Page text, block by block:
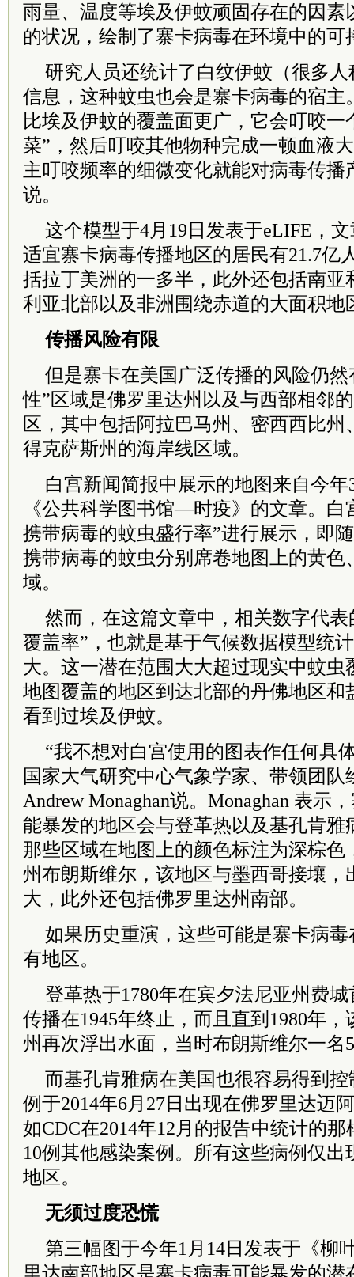
雨量、温度等埃及伊蚊顽固存在的因素
的状况，绘制了寨卡病毒在环境中的可
研究人员还统计了白纹伊蚊（很多
信息，这种蚊虫也会是寨卡病毒的宿主
比埃及伊蚊的覆盖面更广，它会叮咬一
菜”，然后叮咬其他物种完成一顿血液
主叮咬频率的细微变化就能对病毒传播
说。
这个模型于4月19日发表于eLIFE，
适宜寨卡病毒传播地区的居民有21.7亿
括拉丁美洲的一多半，此外还包括南亚
利亚北部以及非洲围绕赤道的大面积地
传播风险有限
但是寨卡在美国广泛传播的风险仍
性”区域是佛罗里达州以及与西部相邻
区，其中包括阿拉巴马州、密西西比州
得克萨斯州的海岸线区域。
白宫新闻简报中展示的地图来自今
《公共科学图书馆—时疫》的文章。白
携带病毒的蚊虫盛行率”进行展示，即
携带病毒的蚊虫分别席卷地图上的黄色
域。
然而，在这篇文章中，相关数字代
覆盖率”，也就是基于气候数据模型统
大。这一潜在范围大大超过现实中蚊虫
地图覆盖的地区到达北部的丹佛地区和
看到过埃及伊蚊。
“我不想对白宫使用的图表作任何具
国家大气研究中心气象学家、带领团队
Andrew Monaghan说。Monaghan 表示
能暴发的地区会与登革热以及基孔肯雅
那些区域在地图上的颜色标注为深棕色
州布朗斯维尔，该地区与墨西哥接壤，
大，此外还包括佛罗里达州南部。
如果历史重演，这些可能是寨卡病
有地区。
登革热于1780年在宾夕法尼亚州费
传播在1945年终止，而且直到1980年
州再次浮出水面，当时布朗斯维尔一名
而基孔肯雅病在美国也很容易得到
例于2014年6月27日出现在佛罗里达迈
如CDC在2014年12月的报告中统计的
10例其他感染案例。所有这些病例仅
地区。
无须过度恐慌
第三幅图于今年1月14日发表于《柳